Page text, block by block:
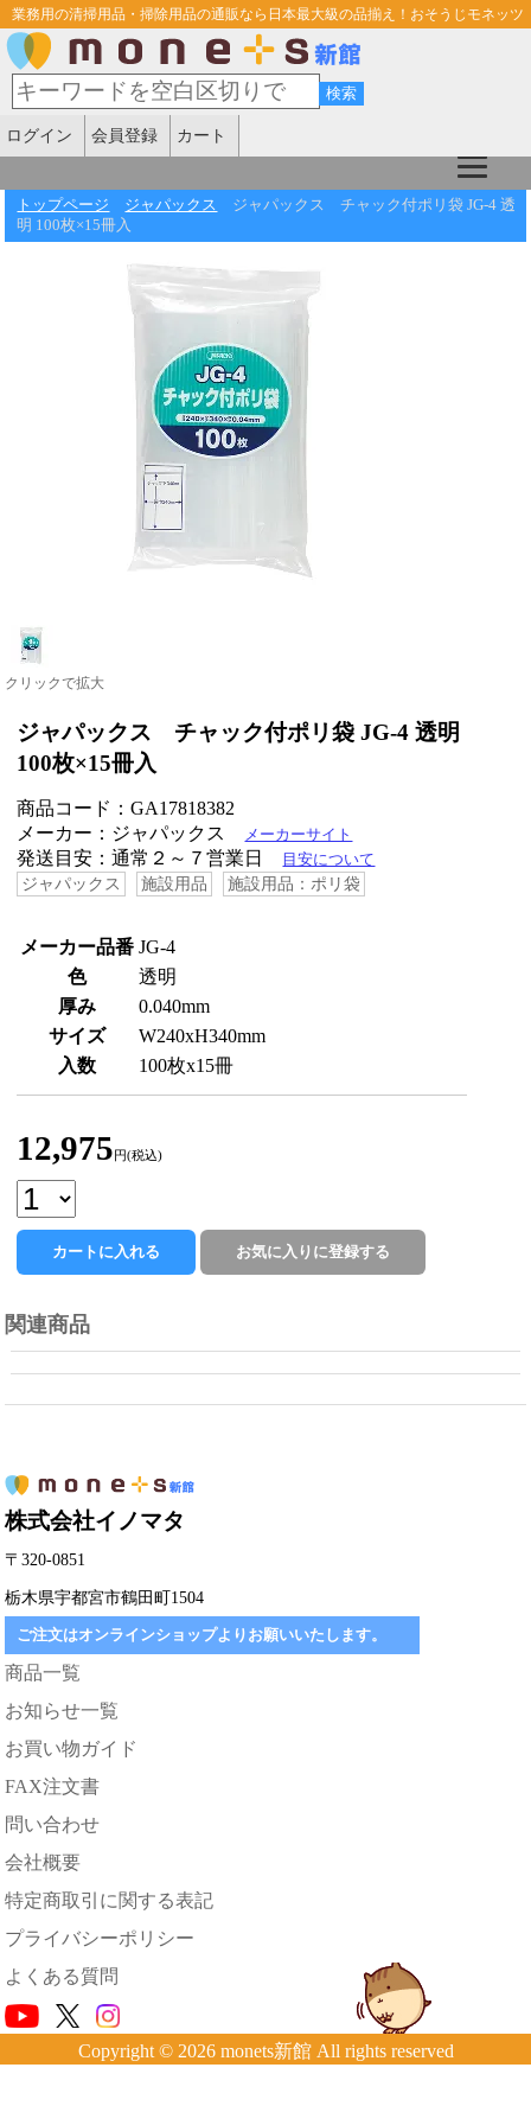
業務用の清掃用品・掃除用品の通販なら日本最大級の品揃え！おそうじモネッツ
ログイン 会員登録 カート
トップページ ジャパックス
ジャパックス チャック付ポリ袋 JG-4 透
明 100枚×15冊入
クリックで拡大
ジャパックス チャック付ポリ袋 JG-4 透明
100枚×15冊入
商品コード：GA17818382
メーカー：ジャパックス
メーカーサイト
発送目安：通常２～７営業日 目安について
ジャパックス 施設用品 施設用品：ポリ袋
メーカー品番 JG-4
色
透明
厚み
0.040mm
サイズ
W240xH340mm
入数
100枚x15冊
12,975 円(税込)
関連商品
株式会社イノマタ
〒320-0851
栃木県宇都宮市鶴田町1504
ご注文はオンラインショップよりお願いいたします。
商品一覧
お知らせ一覧
お買い物ガイド
FAX注文書
問い合わせ
会社概要
特定商取引に関する表記
プライバシーポリシー
よくある質問
Copyright © 2026 monets新館 All rights reserved